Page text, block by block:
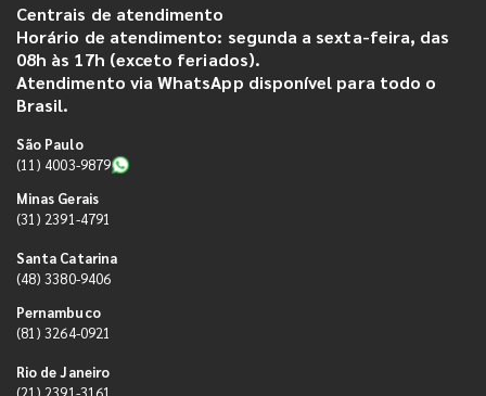
Centrais de atendimento
Horário de atendimento: segunda a sexta-feira, das
08h às 17h (exceto feriados).
Atendimento via WhatsApp disponível para todo o
Brasil.
São Paulo
(11) 4003-9879
Minas Gerais
(31) 2391-4791
Santa Catarina
(48) 3380-9406
Pernambuco
(81) 3264-0921
Rio de Janeiro
(21) 2391-3161